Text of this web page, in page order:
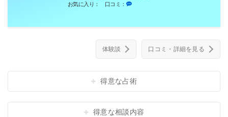
お気に入り：
口コミ：
体験談 口コミ・詳細を見る
得意な占術
得意な相談内容